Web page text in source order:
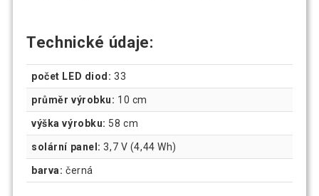
Technické údaje:
počet LED diod: 33
průměr výrobku: 10 cm
výška výrobku: 58 cm
solární panel: 3,7 V (4,44 Wh)
barva: černá